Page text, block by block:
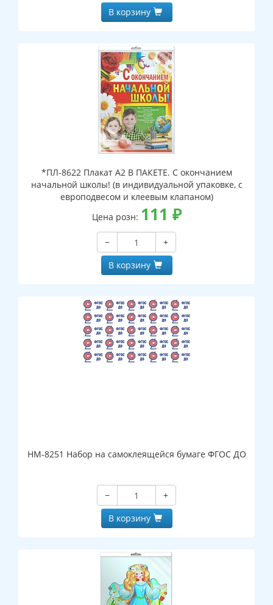
В корзину
*ПЛ-8622 Плакат А2 В ПАКЕТЕ. С окончанием
начальной школы! (в индивидуальной упаковке, с
европодвесом и клеевым клапаном)
Цена розн: 111 ₽
−
+
В корзину
НМ-8251 Набор на самоклеящейся бумаге ФГОС ДО
−
+
В корзину